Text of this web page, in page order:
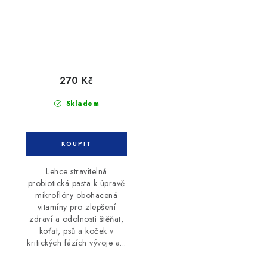
Skladem
270 Kč
Lehce stravitelná
probiotická pasta k úpravě
mikroflóry obohacená
vitamíny pro zlepšení
zdraví a odolnosti štěňat,
koťat, psů a koček v
kritických fázích vývoje a...